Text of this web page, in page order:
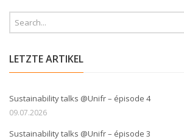
LETZTE ARTIKEL
Sustainability talks @Unifr – épisode 4
09.07.2026
Sustainability talks @Unifr – épisode 3